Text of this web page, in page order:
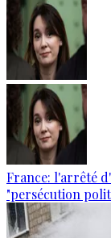
France: l'arrêté
"persécution